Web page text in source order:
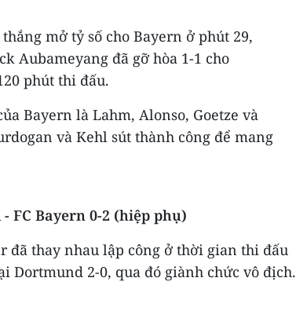
mở tỷ số cho Bayern ở phút 29,
Aubameyang đã gỡ hòa 1-1 cho
phút thi đấu.​
Bayern là Lahm, Alonso, Goetze và
và Kehl sút thành công để mang
FC Bayern 0-2 (hiệp phụ)
đã thay nhau lập công ở thời gian thi đấu
Dortmund 2-0, qua đó giành chức vô địch.​